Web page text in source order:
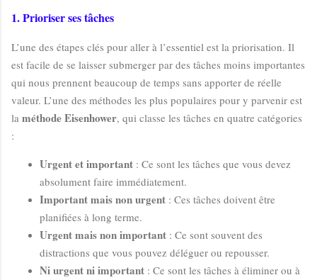
1. Prioriser ses tâches
L’une des étapes clés pour aller à l’essentiel est la priorisation. Il
est facile de se laisser submerger par des tâches moins importantes
qui nous prennent beaucoup de temps sans apporter de réelle
valeur. L’une des méthodes les plus populaires pour y parvenir est
la méthode Eisenhower, qui classe les tâches en quatre catégories
:
Urgent et important : Ce sont les tâches que vous devez
absolument faire immédiatement.
Important mais non urgent : Ces tâches doivent être
planifiées à long terme.
Urgent mais non important : Ce sont souvent des
distractions que vous pouvez déléguer ou repousser.
Ni urgent ni important : Ce sont les tâches à éliminer ou à